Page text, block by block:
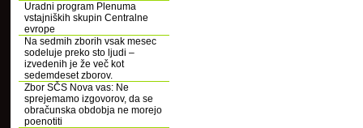
Uradni program Plenuma
vstajniških skupin Centralne
evrope
Na sedmih zborih vsak mesec
sodeluje preko sto ljudi –
izvedenih je že več kot
sedemdeset zborov.
Zbor SČS Nova vas: Ne
sprejemamo izgovorov, da se
obračunska obdobja ne morejo
poenotiti